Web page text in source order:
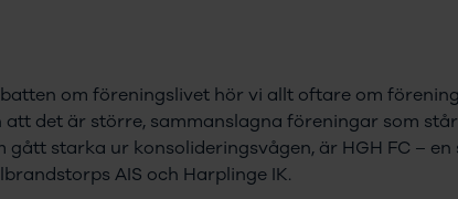
om föreningslivet hör vi allt oftare om
att det är större, sammanslagna föreningar som
gått starka ur konsolideringsvågen, är HGH FC –
AIS och Harplinge IK.